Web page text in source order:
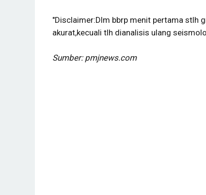
"Disclaimer:Dlm bbrp menit pertama stlh
akurat,kecuali tlh dianalisis ulang
Sumber: pmjnews.com